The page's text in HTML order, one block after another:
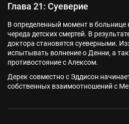
Глава 21: Суеверие
В определенный момент в больнице
череда детских смертей. В
доктора становятся суеверными.
испытывать волнение о Денни, а
противостояние с Алексом.
Дерек совместно с Эддисон
собственных взаимоотношений с